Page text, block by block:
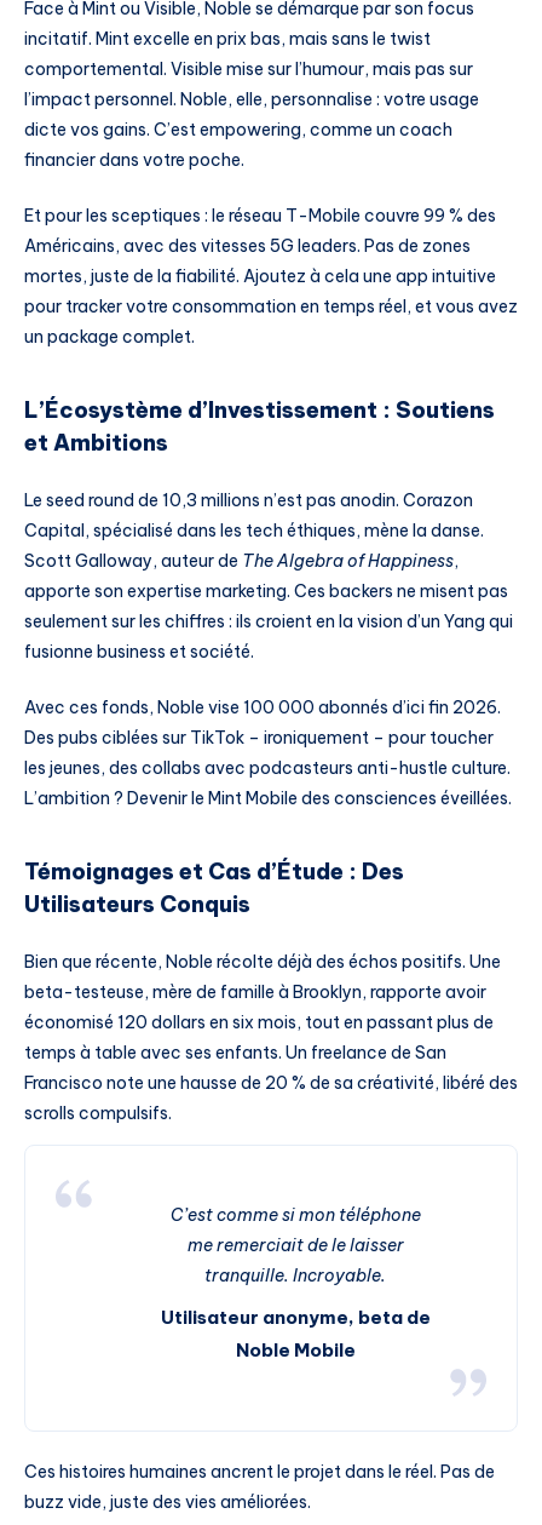
Face à Mint ou Visible, Noble se démarque par son focus
incitatif. Mint excelle en prix bas, mais sans le twist
comportemental. Visible mise sur l’humour, mais pas sur
l’impact personnel. Noble, elle, personnalise : votre usage
dicte vos gains. C’est empowering, comme un coach
financier dans votre poche.
Et pour les sceptiques : le réseau T-Mobile couvre 99 % des
Américains, avec des vitesses 5G leaders. Pas de zones
mortes, juste de la fiabilité. Ajoutez à cela une app intuitive
pour tracker votre consommation en temps réel, et vous avez
un package complet.
L’Écosystème d’Investissement : Soutiens
et Ambitions
Le seed round de 10,3 millions n’est pas anodin. Corazon
Capital, spécialisé dans les tech éthiques, mène la danse.
Scott Galloway, auteur de The Algebra of Happiness,
apporte son expertise marketing. Ces backers ne misent pas
seulement sur les chiffres : ils croient en la vision d’un Yang qui
fusionne business et société.
Avec ces fonds, Noble vise 100 000 abonnés d’ici fin 2026.
Des pubs ciblées sur TikTok – ironiquement – pour toucher
les jeunes, des collabs avec podcasteurs anti-hustle culture.
L’ambition ? Devenir le Mint Mobile des consciences éveillées.
Témoignages et Cas d’Étude : Des
Utilisateurs Conquis
Bien que récente, Noble récolte déjà des échos positifs. Une
beta-testeuse, mère de famille à Brooklyn, rapporte avoir
économisé 120 dollars en six mois, tout en passant plus de
temps à table avec ses enfants. Un freelance de San
Francisco note une hausse de 20 % de sa créativité, libéré des
scrolls compulsifs.
C’est comme si mon téléphone
me remerciait de le laisser
tranquille. Incroyable.
Utilisateur anonyme, beta de
Noble Mobile
Ces histoires humaines ancrent le projet dans le réel. Pas de
buzz vide, juste des vies améliorées.